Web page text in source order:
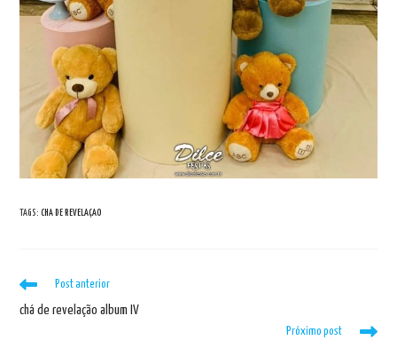
TAGS :CHA DE REVELAÇAO
Leia
artigos
Post anterior
chá de revelação album IV
Próximo post